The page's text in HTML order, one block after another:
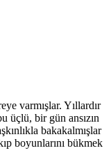
varmışlar. Yıllardır
üçlü, bir gün ansızın
bakakalmışlar
boyunlarını bükmek